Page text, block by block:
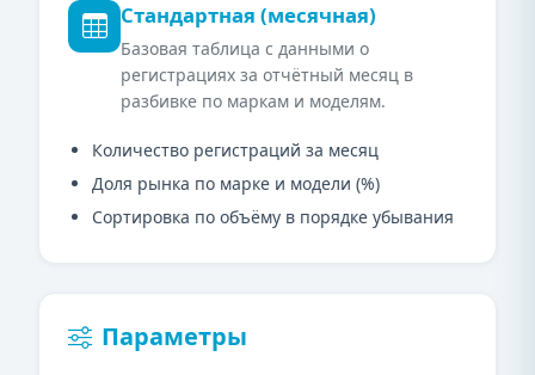
Стандартная (месячная)
Базовая таблица с данными о
регистрациях за отчётный месяц в
разбивке по маркам и моделям.
Количество регистраций за месяц
Доля рынка по марке и модели (%)
Сортировка по объёму в порядке убывания
Параметры